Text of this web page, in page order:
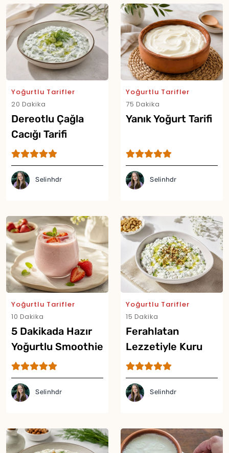
Yoğurtlu Tarifler
20 Dakika
Dereotlu Çağla
Cacığı Tarifi
Selinhdr
Yoğurtlu Tarifler
75 Dakika
Yanık Yoğurt Tarifi
Selinhdr
Yoğurtlu Tarifler
10 Dakika
5 Dakikada Hazır
Yoğurtlu Smoothie
Tarifi
Selinhdr
Yoğurtlu Tarifler
15 Dakika
Ferahlatan
Lezzetiyle Kuru
Cacık Tarifi
Selinhdr